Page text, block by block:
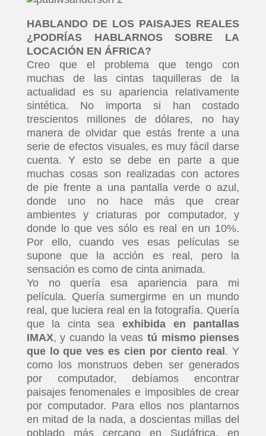
HABLANDO DE LOS PAISAJES REALES
¿PODRÍAS HABLARNOS SOBRE LA
LOCACIÓN EN ÁFRICA?
Creo que el problema que tengo con
muchas de las cintas taquilleras de la
actualidad es su apariencia relativamente
sintética. No importa si han costado
trescientos millones de dólares, no hay
manera de olvidar que estás frente a una
serie de efectos visuales, es muy fácil darse
cuenta. Y esto se debe en parte a que
muchas cosas son realizadas con actores
de pie frente a una pantalla verde o azul,
donde uno no hace más que crear
ambientes y criaturas por computador, y
donde lo que ves sólo es real en un 10%.
Por ello, cuando ves esas películas se
supone que la acción es real, pero la
sensación es como de cinta animada.
Yo no quería esa apariencia para mi
película. Quería sumergirme en un mundo
real, que luciera real en la fotografía. Quería
que la cinta seaexhibida en pantallas
IMAX, y cuando la veas tú mismo pienses
que lo que ves es cien por ciento real . Y
como los monstruos deben ser generados
por computador, debíamos encontrar
paisajes fenomenales e imposibles de crear
por computador. Para ellos nos plantarnos
en mitad de la nada, a doscientas millas del
poblado más cercano en Sudáfrica, en